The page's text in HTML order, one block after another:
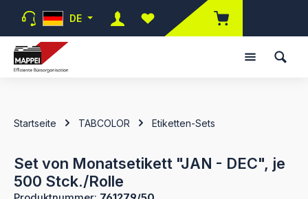
Zum Hauptinhalt springen
DE
Du hast 0 Produkte auf dem
Startseite TABCOLOR Etiketten-Sets
Set von Monatsetikett "JAN - DEC", je
500 Stck./Rolle